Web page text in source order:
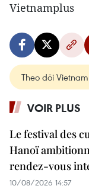
Vietnamplus
Theo dõi
VOIR PLUS
Le festival des
Hanoï
rendez-vous
10/08/2026 14:57